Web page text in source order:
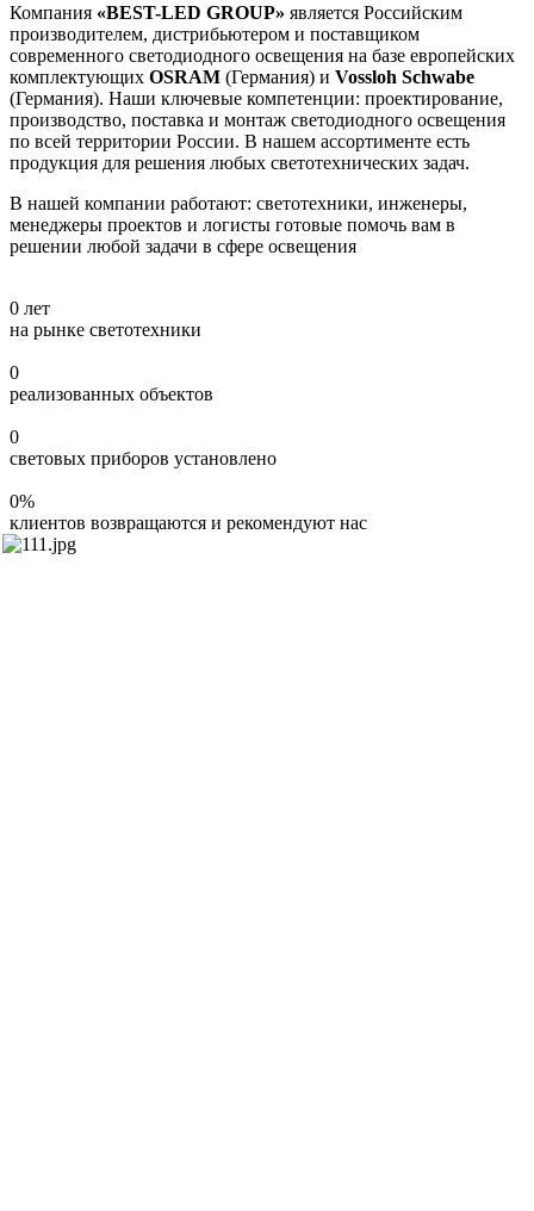
Компания «BEST-LED GROUP» является Российским
производителем, дистрибьютером и поставщиком
современного светодиодного освещения на базе европейских
комплектующих OSRAM (Германия) и Vossloh Schwabe
(Германия). Наши ключевые компетенции: проектирование,
производство, поставка и монтаж светодиодного освещения
по всей территории России. В нашем ассортименте есть
продукция для решения любых светотехнических задач.
В нашей компании работают: светотехники, инженеры,
менеджеры проектов и логисты готовые помочь вам в
решении любой задачи в сфере освещения
0 лет
на рынке светотехники
0
реализованных объектов
0
световых приборов установлено
0%
клиентов возвращаются и рекомендуют нас